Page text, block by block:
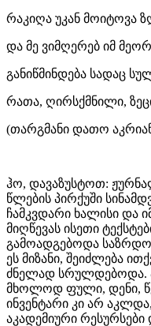
რაკიღა უკან მოიტოვა
და მე ვიმღერებ იმ
განიწმინდება სადაც
რათა, ღირსქმნილი,
(თარგმანი დათო
ჰო, დავაზუსტოთ:
წლების პირქუში
ჩამკვდარი ხალისი და
მიღწევას ისეთი
გამოადგებოდა
ეს მიზანი, შეიძლება
ძნელად სრულდებოდა.
მხოლოდ ფული, დენი,
ინვენტარი კი არ
აკადემიური რესურსები